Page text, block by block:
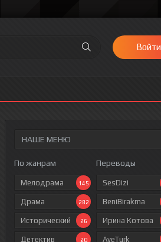
Войти
НАШЕ МЕНЮ
По жанрам
Мелодрама 145
Драма 282
Исторический 26
Детектив 20
Переводы
SesDizi
BeniBirakma
Ирина Котова
AveTurk